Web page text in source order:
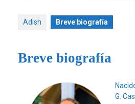
Adish Breve biografía
Breve biografía
G.